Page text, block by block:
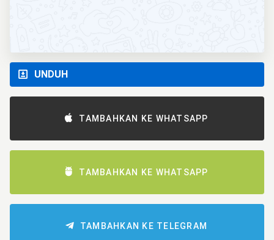
UNDUH
TAMBAHKAN KE WHATSAPP
TAMBAHKAN KE WHATSAPP
TAMBAHKAN KE TELEGRAM